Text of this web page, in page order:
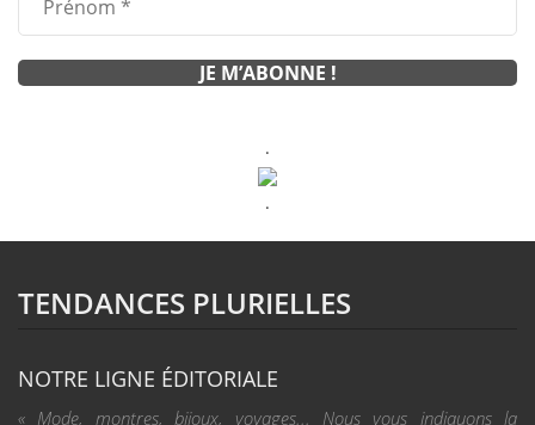
.
.
TENDANCES PLURIELLES
NOTRE LIGNE ÉDITORIALE
« Mode, montres, bijoux, voyages... Nous vous indiquons la